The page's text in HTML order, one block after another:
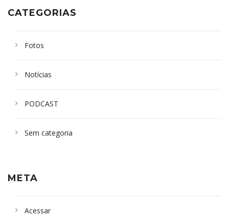
CATEGORIAS
Fotos
Notícias
PODCAST
Sem categoria
META
Acessar